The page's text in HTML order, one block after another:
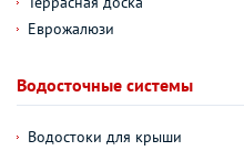
Еврожалюзи
Водосточные системы
Водостоки для крыши